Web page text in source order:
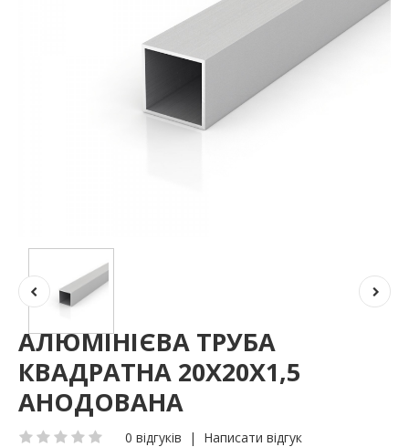
АЛЮМІНІЄВА ТРУБА
КВАДРАТНА 20Х20Х1,5
АНОДОВАНА
0 відгуків | Написати відгук